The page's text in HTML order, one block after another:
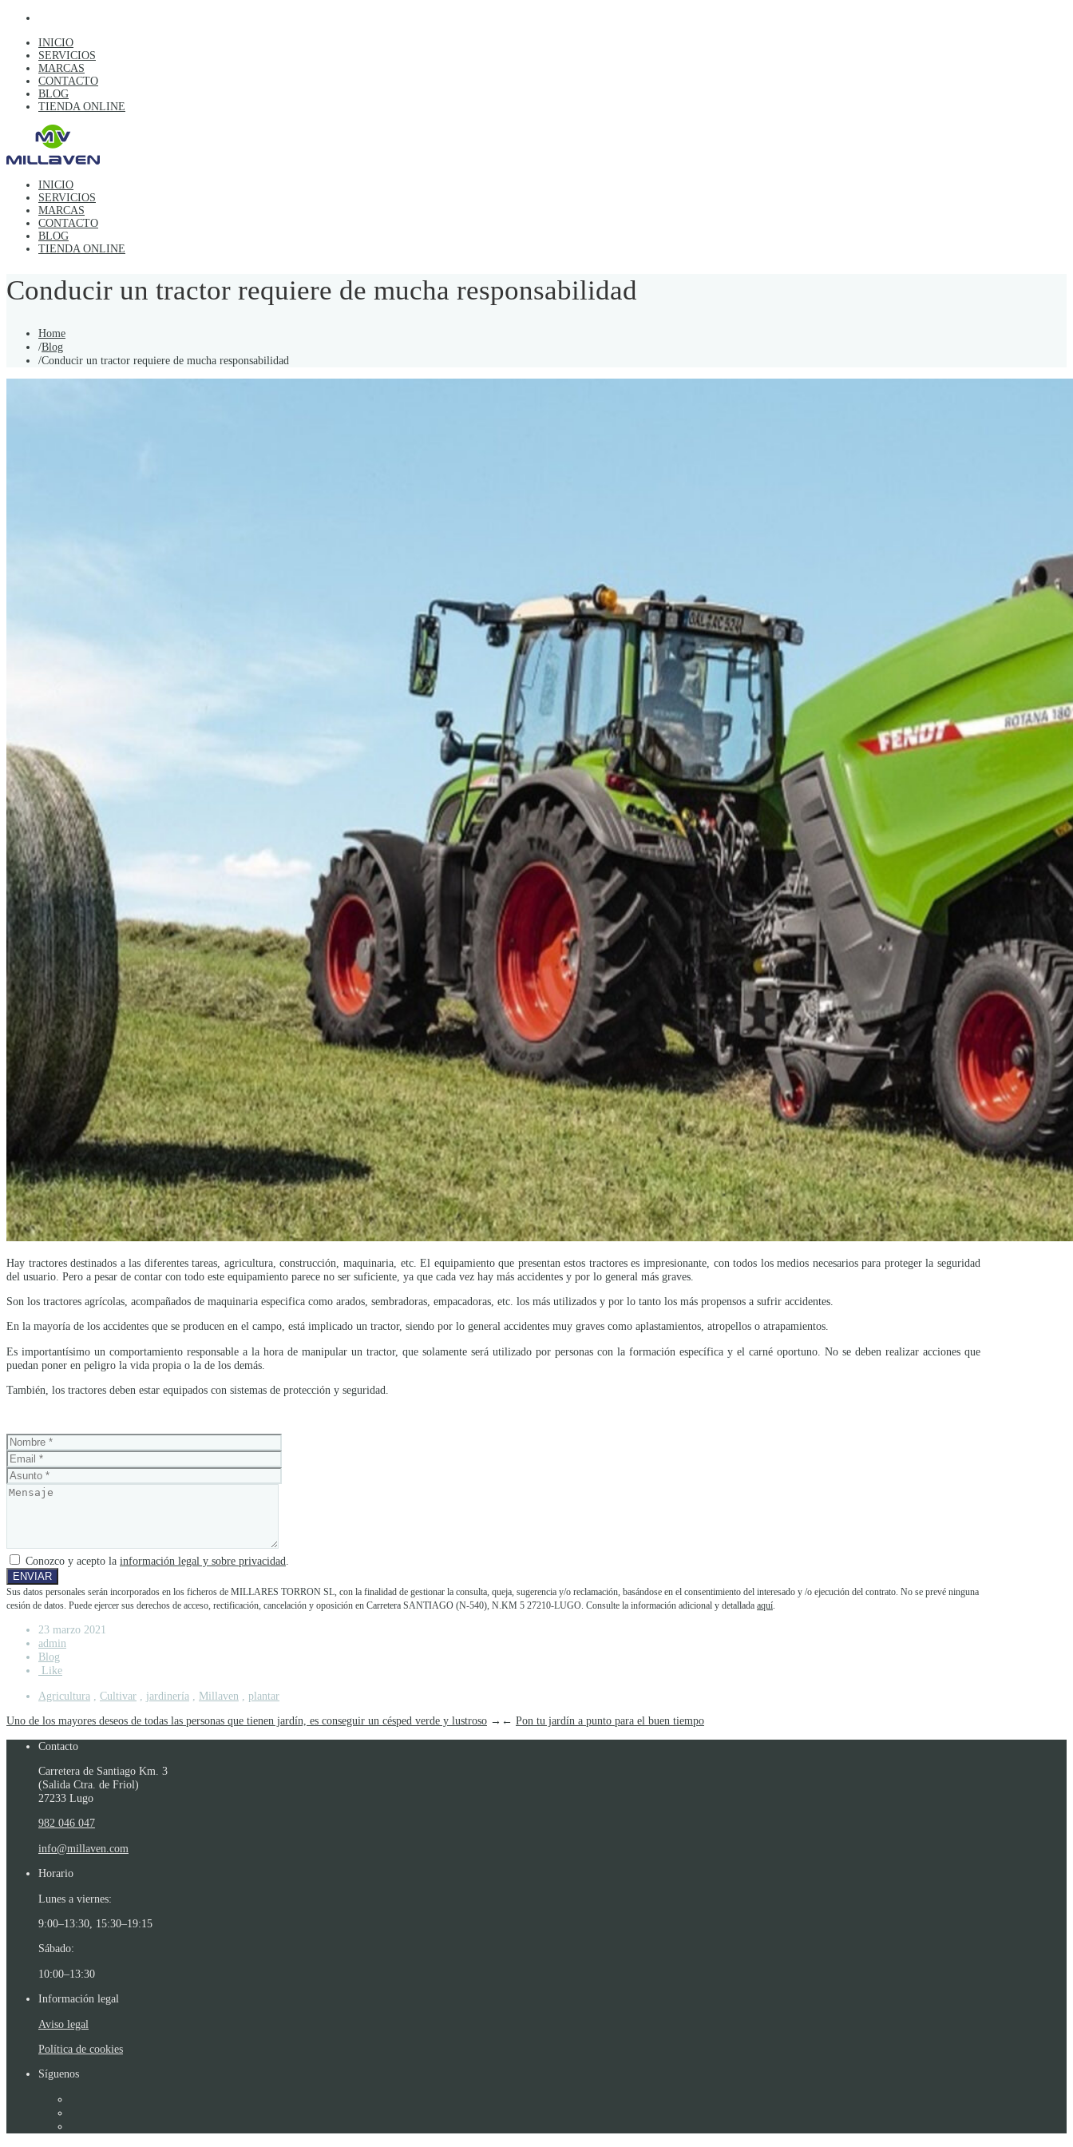
INICIO
SERVICIOS
MARCAS
CONTACTO
BLOG
TIENDA ONLINE
INICIO
SERVICIOS
MARCAS
CONTACTO
BLOG
TIENDA ONLINE
Conducir un tractor requiere de mucha responsabilidad
Home
/Blog
/Conducir un tractor requiere de mucha responsabilidad
Hay tractores destinados a las diferentes tareas, agricultura, construcción, maquinaria, etc. El equipamiento que presentan estos tractores es impresionante, con todos los medios necesarios para proteger la seguridad
del usuario. Pero a pesar de contar con todo este equipamiento parece no ser suficiente, ya que cada vez hay más accidentes y por lo general más graves.
Son los tractores agrícolas, acompañados de maquinaria especifica como arados, sembradoras, empacadoras, etc. los más utilizados y por lo tanto los más propensos a sufrir accidentes.
En la mayoría de los accidentes que se producen en el campo, está implicado un tractor, siendo por lo general accidentes muy graves como aplastamientos, atropellos o atrapamientos.
Es importantísimo un comportamiento responsable a la hora de manipular un tractor, que solamente será utilizado por personas con la formación específica y el carné oportuno. No se deben realizar acciones que
puedan poner en peligro la vida propia o la de los demás.
También, los tractores deben estar equipados con sistemas de protección y seguridad.
Conozco y acepto la información legal y sobre privacidad
Sus datos personales serán incorporados en los ficheros de MILLARES TORRON SL, con la finalidad de gestionar la consulta, queja, sugerencia y/o reclamación, basándose en el consentimiento del interesado y /o ejecución del contrato. No se prevé ninguna
cesión de datos. Puede ejercer sus derechos de acceso, rectificación, cancelación y oposición en Carretera SANTIAGO (N-540), N.KM 5 27210-LUGO. Consulte la información adicional y detallada aquí.
23 marzo 2021
admin
Blog
Like
Agricultura
Cultivar jardinería Millaven
plantar
Uno de los mayores deseos de todas las personas que tienen jardín, es conseguir un césped verde y lustroso → ← Pon tu jardín a punto para el buen tiempo
Contacto
Carretera de Santiago Km. 3
(Salida Ctra. de Friol)
27233 Lugo
982 046 047
info@millaven.com
Horario
Lunes a viernes:
9:00–13:30, 15:30–19:15
Sábado:
10:00–13:30
Información legal
Aviso legal
Política de cookies
Síguenos